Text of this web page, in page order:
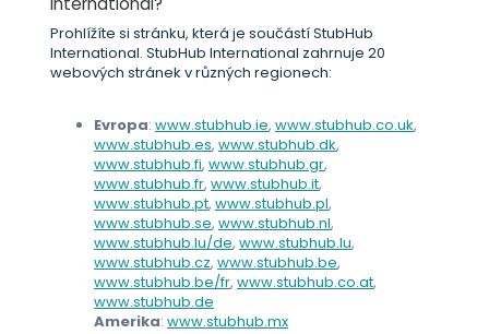
Prohlížíte si stránku, která je součástí StubHub
International. StubHub International zahrnuje 20
webových stránek v různých regionech:
Evropa: www.stubhub.ie, www.stubhub.co.uk,
www.stubhub.es, www.stubhub.dk,
www.stubhub.fi, www.stubhub.gr,
www.stubhub.fr, www.stubhub.it,
www.stubhub.pt, www.stubhub.pl,
www.stubhub.se, www.stubhub.nl,
www.stubhub.lu/de, www.stubhub.lu,
www.stubhub.cz, www.stubhub.be,
www.stubhub.be/fr, www.stubhub.co.at,
www.stubhub.de
Amerika: www.stubhub.mx